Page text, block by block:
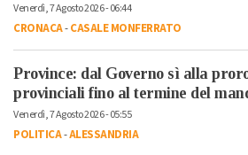
Venerdì, 7 Agosto 2026 - 06:44
CRONACA-CASALE MONFERRATO
Province: dal Governo sì alla
provinciali fino al termine del
Venerdì, 7 Agosto 2026 - 05:55
POLITICA-ALESSANDRIA